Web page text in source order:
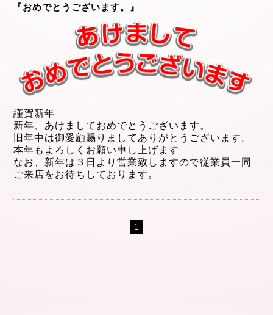
『おめでとうございます。』
謹賀新年
新年、あけましておめでとうございます。
旧年中は御愛顧賜りましてありがとうございます。
本年もよろしくお願い申し上げます
なお、新年は３日より営業致しますので従業員一同
ご来店をお待ちしております。
1